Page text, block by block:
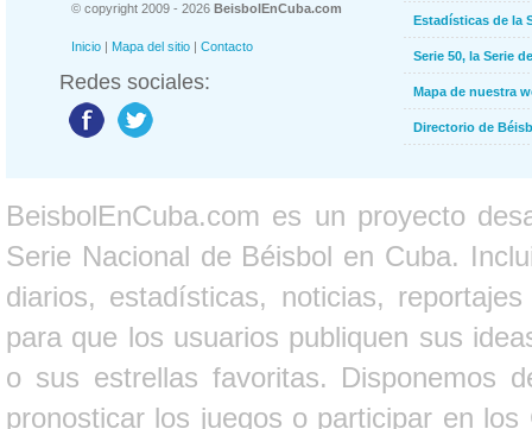
© copyright 2009 - 2026 BeisbolEnCuba.com
Inicio | Mapa del sitio | Contacto
Redes sociales:
Estadísticas de la
Serie 50, la Serie
Mapa de nuestra
Directorio de
BeisbolEnCuba.com es un proyecto
Serie Nacional de Béisbol en Cuba.
diarios, estadísticas, noticias,
para que los usuarios publiquen sus
o sus estrellas favoritas. Disponemos
pronosticar los juegos o participar en